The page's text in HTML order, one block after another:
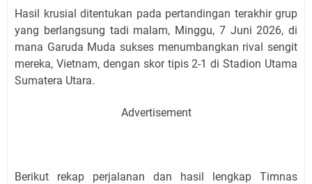
Hasil krusial ditentukan pada pertandingan terakhir grup
yang berlangsung tadi malam, Minggu, 7 Juni 2026, di
mana Garuda Muda sukses menumbangkan rival sengit
mereka, Vietnam, dengan skor tipis 2-1 di Stadion Utama
Sumatera Utara.
Advertisement
Berikut rekap perjalanan dan hasil lengkap Timnas